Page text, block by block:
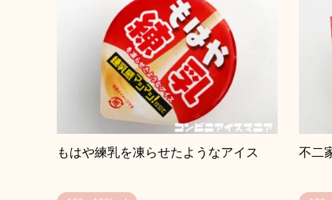
もはや練乳を凍らせたようなアイス 不二